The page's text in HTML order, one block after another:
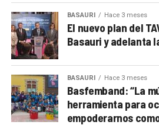
BASAURI Hace 3 meses
El nuevo plan del
Basauri y adelanta
BASAURI Hace 3 meses
Basfemband: “La
herramienta para
empoderarnos